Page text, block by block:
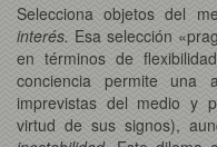
Selecciona objetos del
interés. Esa selección
en términos de
conciencia permite una
imprevistas del medio y
virtud de sus signos),